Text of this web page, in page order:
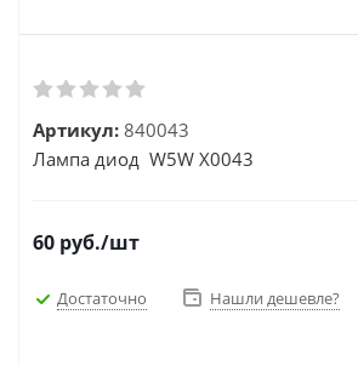
Артикул: 840043
Лампа диод W5W X0043
60 руб./шт
Достаточно Нашли дешевле?